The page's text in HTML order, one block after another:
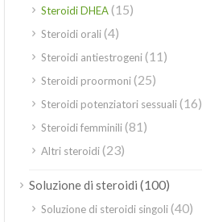
Steroidi DHEA(15)
Steroidi orali(4)
Steroidi antiestrogeni(11)
Steroidi proormoni(25)
Steroidi potenziatori sessuali(16)
Steroidi femminili(81)
Altri steroidi(23)
Soluzione di steroidi (100)
Soluzione di steroidi singoli(40)